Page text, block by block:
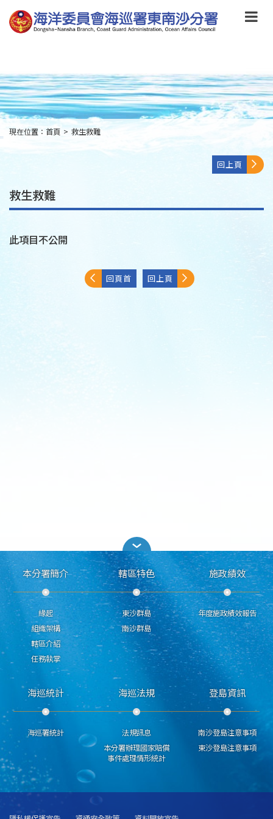
到
主
要
to
main
content
:::
現在位置： 首頁 > 救生救難
回上頁
救生救難
此項目不公開
回頁首 回上頁
本分署簡介
緣起
組織架構
轄區介紹
任務執掌
轄區特色
東沙群島
南沙群島
施政績效
年度施政績效報告
海巡統計
海巡署統計
海巡法規
法規訊息
本分署辦理國家賠償
事件處理情形統計
登島資訊
南沙登島注意事項
東沙登島注意事項